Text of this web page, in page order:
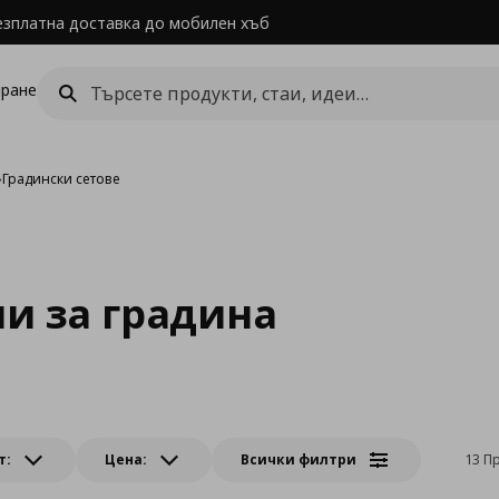
доставка до мобилен хъб
Градински сетове
за градина
Цена: Всички филтри 13